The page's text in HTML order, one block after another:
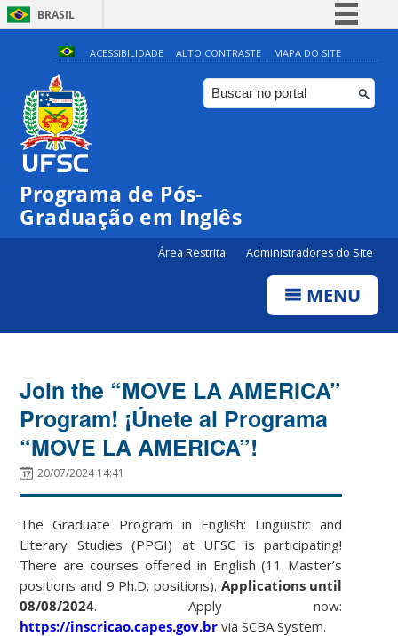
BRASIL
Simplifique!
Comunica BR
Participe
ACESSIBILIDADE ALTO CONTRASTE MAPA DO SITE
Programa de Pós-
Graduação em Inglês
Área Restrita Administradores do Site
MENU
Join the “MOVE LA AMERICA”
Program! ¡Únete al Programa
“MOVE LA AMERICA”!
20/07/2024 14:41
The Graduate Program in English: Linguistic and
Literary Studies (PPGI) at UFSC is participating!
There are courses offered in English (11 Master’s
positions and 9 Ph.D. positions). Applications until
08/08/2024. Apply now:
https://inscricao.capes.gov.br via SCBA System.